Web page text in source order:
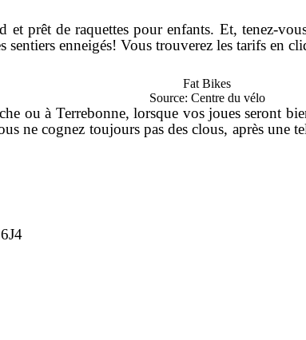
prêt de raquettes pour enfants. Et, tenez-
enneigés! Vous trouverez les tarifs en
Fat Bikes
Source: Centre du vélo
ou à Terrebonne, lorsque vos joues seront
ne cognez toujours pas des clous, après une